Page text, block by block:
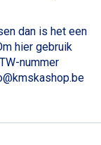
dan is het een
hier gebruik
nummer